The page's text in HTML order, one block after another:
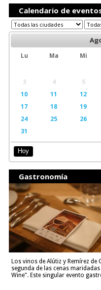
Calendario de
Lu Ma Mi
3
4 5
10
11 12
17
18 19
24
25 26
31
Hoy
Gastronomía
Los vinos de Alútiz y Remírez
segunda de las cenas
Wine". Este singular evento